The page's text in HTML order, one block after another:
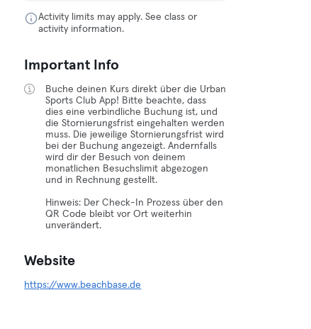
Activity limits may apply. See class or
activity information.
Important Info
Buche deinen Kurs direkt über die Urban
Sports Club App! Bitte beachte, dass
dies eine verbindliche Buchung ist, und
die Stornierungsfrist eingehalten werden
muss. Die jeweilige Stornierungsfrist wird
bei der Buchung angezeigt. Andernfalls
wird dir der Besuch von deinem
monatlichen Besuchslimit abgezogen
und in Rechnung gestellt.
Hinweis: Der Check-In Prozess über den
QR Code bleibt vor Ort weiterhin
unverändert.
Website
https://www.beachbase.de